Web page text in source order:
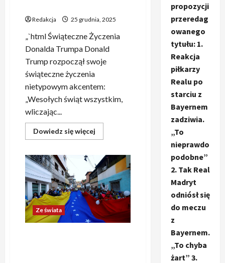
Redakcja 25 grudnia, 2025
„`html Świąteczne Życzenia
Donalda Trumpa Donald
Trump rozpoczął swoje
świąteczne życzenia
nietypowym akcentem:
„Wesołych świąt wszystkim,
wliczając...
Dowiedz się więcej
się
Zaskakujące
świąteczne
życzenia
Donalda
Trumpa:
„Wesołych
świąt
dla
radykalnych
lewicowych
Ze świata
propozycji
przeredag
owanego
tytułu: 1.
Reakcja
piłkarzy
Realu po
starciu z
Bayernem
zadziwia.
„To
nieprawdo
podobne”
2. Tak Real
Madryt
odniósł się
do meczu
z
Bayernem.
„To chyba
żart” 3.